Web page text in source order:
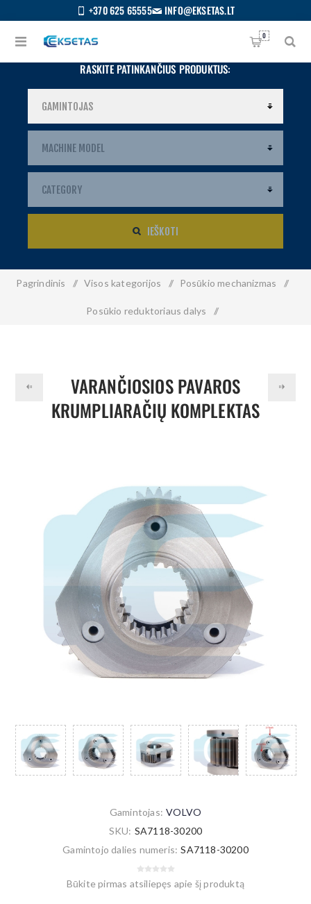
+370 625 65555 INFO@EKSETAS.LT
0
RASKITE PATINKANČIUS PRODUKTUS:
IEŠKOTI
Pagrindinis / Visos kategorijos / Posūkio mechanizmas /
Posūkio reduktoriaus dalys /
VARANČIOSIOS PAVAROS
KRUMPLIARAČIŲ KOMPLEKTAS
Gamintojas: VOLVO
SKU: SA7118-30200
Gamintojo dalies numeris: SA7118-30200
Būkite pirmas atsiliepęs apie šį produktą